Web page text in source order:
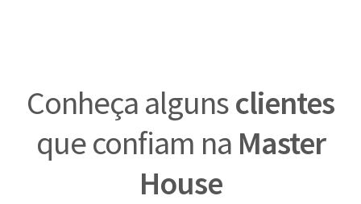
Conheça algunsclientes
que confiam na Master
House